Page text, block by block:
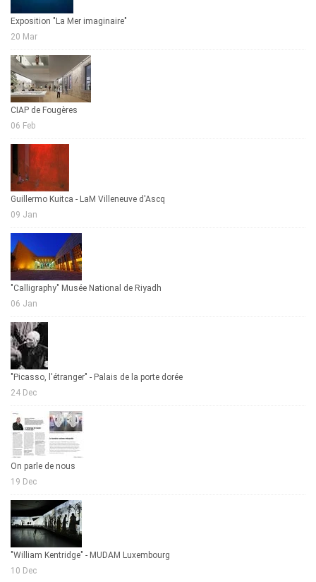
Exposition "La Mer imaginaire"
20 Mar
CIAP de Fougères
06 Feb
Guillermo Kuitca - LaM Villeneuve d'Ascq
09 Jan
"Calligraphy" Musée National de Riyadh
06 Jan
"Picasso, l'étranger" - Palais de la porte dorée
24 Dec
On parle de nous
19 Dec
"William Kentridge" - MUDAM Luxembourg
10 Dec